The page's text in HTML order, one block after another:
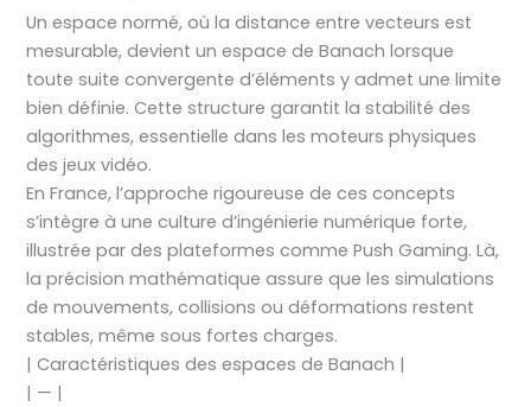
Un espace normé, où la distance entre vecteurs est
mesurable, devient un espace de Banach lorsque
toute suite convergente d’éléments y admet une limite
bien définie. Cette structure garantit la stabilité des
algorithmes, essentielle dans les moteurs physiques
des jeux vidéo.
En France, l’approche rigoureuse de ces concepts
s’intègre à une culture d’ingénierie numérique forte,
illustrée par des plateformes comme Push Gaming. Là,
la précision mathématique assure que les simulations
de mouvements, collisions ou déformations restent
stables, même sous fortes charges.
| Caractéristiques des espaces de Banach |
| — |